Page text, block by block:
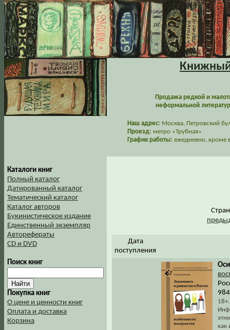
Книжный
Продажа редкой и
неформальной
Наш адрес: Москва, Петровский
Проезд: метро «Трубная»
График работы: ежедневно, кроме
Каталоги книг
Полный каталог
Датированный каталог
Тематический каталог
Каталог авторов
Букинистическое издание
Единственный экземпляр
Авторефераты
CD и DVD
Поиск книг
Покупка книг
О цене и ценности книг
Оплата и доставка
Корзина
Дата
поступления
как